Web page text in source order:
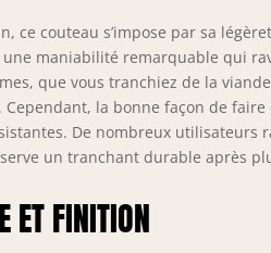
ce couteau s’impose par sa
une maniabilité remarquable qui
que vous tranchiez de la
la bonne façon de
De nombreux utilisateurs
un tranchant durable après
ET FINITION